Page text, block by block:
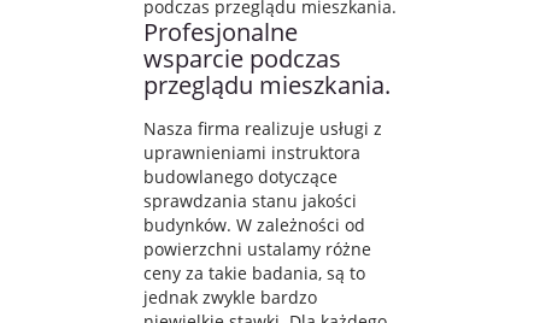
Profesjonalne
wsparcie podczas
przeglądu mieszkania.
Nasza firma realizuje usługi z
uprawnieniami instruktora
budowlanego dotyczące
sprawdzania stanu jakości
budynków. W zależności od
powierzchni ustalamy różne
ceny za takie badania, są to
jednak zwykle bardzo